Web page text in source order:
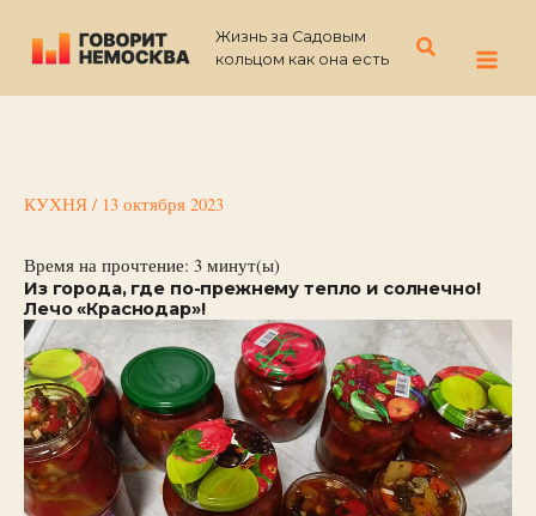
содержимому
Жизнь за Садовым
кольцом как она есть
Поиск
КУХНЯ / 13 октября 2023
Время на прочтение: 3 минут(ы)
Из города, где по-прежнему тепло и солнечно!
Лечо «Краснодар»!